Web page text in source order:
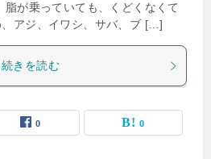
が乗っていても、くどくなくて
アジ、イワシ、サバ、ブ […]
続きを読む
0 0